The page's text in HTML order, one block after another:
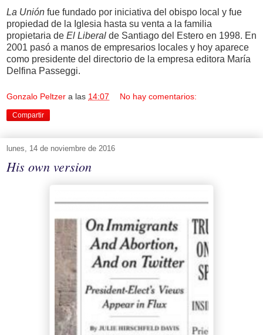
La Unión fue fundado por iniciativa del obispo local y fue
propiedad de la Iglesia hasta su venta a la familia
propietaria de El Liberal de Santiago del Estero en 1998. En
2001 pasó a manos de empresarios locales y hoy aparece
como presidente del directorio de la empresa editora María
Delfina Passeggi.
Gonzalo Peltzer a las 14:07 No hay comentarios:
Compartir
lunes, 14 de noviembre de 2016
His own version